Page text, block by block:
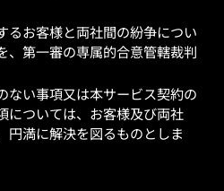
るお客様と両社間の紛争につい
、第一審の専属的合意管轄裁判
ない事項又は本サービス契約の
については、お客様及び両社
円満に解決を図るものとしま